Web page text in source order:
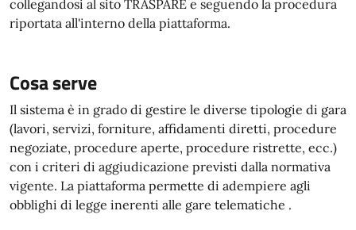
collegandosi al sito TRASPARE e seguendo la procedura
riportata all'interno della piattaforma.
Cosa serve
Il sistema è in grado di gestire le diverse tipologie di gara
(lavori, servizi, forniture, affidamenti diretti, procedure
negoziate, procedure aperte, procedure ristrette, ecc.)
con i criteri di aggiudicazione previsti dalla normativa
vigente. La piattaforma permette di adempiere agli
obblighi di legge inerenti alle gare telematiche .